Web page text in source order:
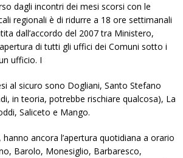
Bra: arriva il “Premio per l’Eccellenza” BRA
dagli incontri dei mesi scorsi con le
regionali è di ridurre a 18 ore settimanali
dall’accordo del 2007 tra Ministero,
di tutti gli uffici dei Comuni sotto i
ufficio. I
al sicuro sono Dogliani, Santo Stefano
in teoria, potrebbe rischiare qualcosa), La
Saliceto e Mango.
ancora l’apertura quotidiana a orario
Barolo, Monesiglio, Barbaresco,